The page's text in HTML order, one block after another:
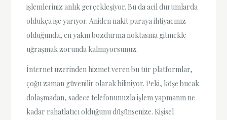
işlemleriniz anlık gerçekleşiyor. Bu da acil durumlarda
oldukça işe yarıyor. Aniden nakit paraya ihtiyacınız
olduğunda, en yakın bozdurma noktasına gitmekle
uğraşmak zorunda kalmıyorsunuz.
İnternet üzerinden hizmet veren bu tür platformlar,
çoğu zaman güvenilir olarak biliniyor. Peki, köşe bucak
dolaşmadan, sadece telefonunuzla işlem yapmanın ne
kadar rahatlatıcı olduğunu düşünsenize. Kişisel